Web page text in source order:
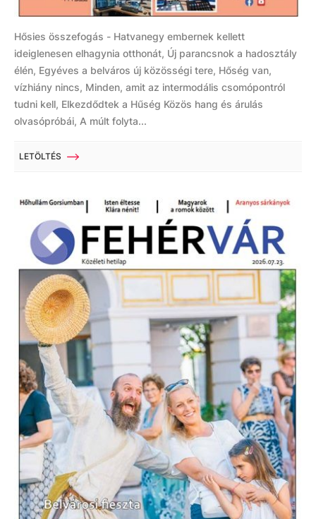
Hősies összefogás - Hatvanegy embernek kellett
ideiglenesen elhagynia otthonát, Új parancsnok a hadosztály
élén, Egyéves a belváros új közösségi tere, Hőség van,
vízhiány nincs, Minden, amit az intermodális csomópontról
tudni kell, Elkezdődtek a Hűség Közös hang és árulás
olvasópróbái, A múlt folyta...
LETÖLTÉS